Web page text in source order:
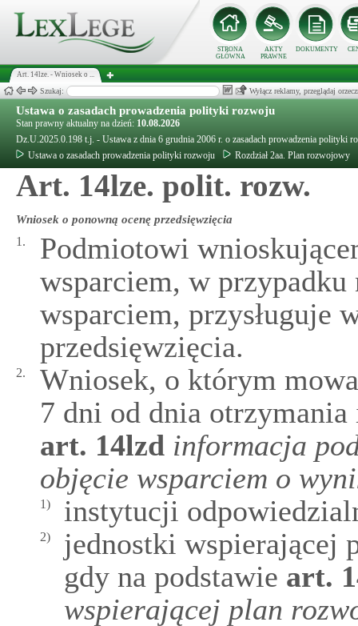
STRONA
GŁÓWNA
AKTY
PRAWNE
DOKUMENTY
Art. 14lze. - Wniosek o ...
Szukaj: Wyłącz reklamy, przeglądaj
Ustawa o zasadach prowadzenia polityki rozwoju
Stan prawny aktualny na dzień: 10.08.2026
Dz.U.2025.0.198 t.j. - Ustawa z dnia 6 grudnia 2006 r. o zasadach prowadzenia polityki
Ustawa o zasadach prowadzenia polityki rozwoju
Rozdział 2aa. Plan rozwojowy
Art. 14lze. polit. rozw.
Wniosek o ponowną ocenę przedsięwzięcia
1.
Podmiotowi
wsparciem, w
wsparciem, przysługuje
przedsięwzięcia.
2.
Wniosek, o którym
7 dni od dnia
art. 14lzd informacja
objęcie wsparciem o
1) instytucji
2)
jednostki wspierającej
gdy na podstawie art.
wspierającej plan